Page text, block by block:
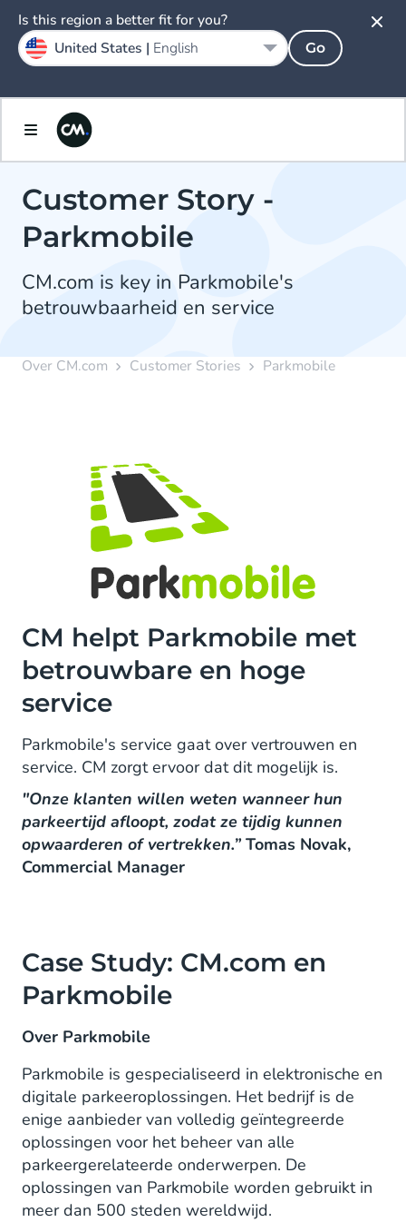
Customer Story -
Parkmobile
CM.com is key in Parkmobile's
betrouwbaarheid en service
Over CM.com Customer Stories Parkmobile
CM helpt Parkmobile met
betrouwbare en hoge
service
Parkmobile's service gaat over vertrouwen en
service. CM zorgt ervoor dat dit mogelijk is.
"Onze klanten willen weten wanneer hun
parkeertijd afloopt, zodat ze tijdig kunnen
opwaarderen of vertrekken.” Tomas Novak,
Commercial Manager
Case Study: CM.com en
Parkmobile
Over Parkmobile
Parkmobile is gespecialiseerd in elektronische en
digitale parkeeroplossingen. Het bedrijf is de
enige aanbieder van volledig geïntegreerde
oplossingen voor het beheer van alle
parkeergerelateerde onderwerpen. De
oplossingen van Parkmobile worden gebruikt in
meer dan 500 steden wereldwijd.
Is this region a better fit for you?
United States | English Go